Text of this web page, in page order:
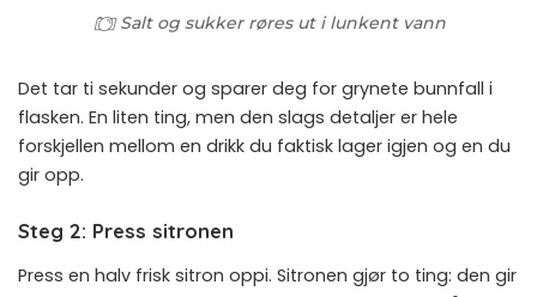
Salt og sukker røres ut i lunkent vann
Det tar ti sekunder og sparer deg for grynete bunnfall i
flasken. En liten ting, men den slags detaljer er hele
forskjellen mellom en drikk du faktisk lager igjen og en du
gir opp.
Steg 2: Press sitronen
Press en halv frisk sitron oppi. Sitronen gjør to ting: den gir